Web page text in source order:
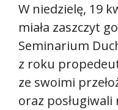
W niedzielę, 19
miała zaszczyt
Seminarium
z roku
ze swoimi
oraz